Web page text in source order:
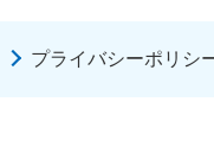
プライバシーポリシ